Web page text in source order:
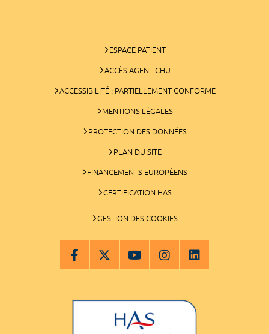
ESPACE PATIENT
ACCÈS AGENT CHU
ACCESSIBILITÉ : PARTIELLEMENT CONFORME
MENTIONS LÉGALES
PROTECTION DES DONNÉES
PLAN DU SITE
FINANCEMENTS EUROPÉENS
CERTIFICATION HAS
GESTION DES COOKIES